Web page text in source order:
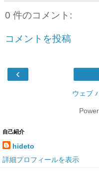
0 件のコメント:
コメントを投稿
‹
ウェブ
自己紹介
hideto
詳細プロフィールを表示